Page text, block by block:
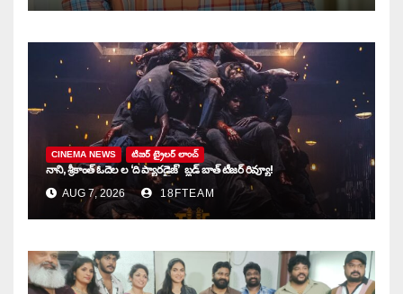
CINEMA NEWS టిజర్ ట్రైలర్ లాంచ్
నాని, శ్రీకాంత్ ఓదెల ల ‘ది ప్యారడైజ్’ బ్లడ్ బాత్ టీజర్ రివ్యూ!
AUG 7, 2026 18FTEAM